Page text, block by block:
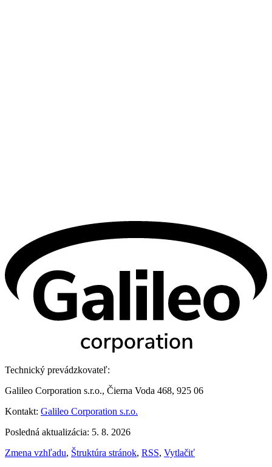
Technický prevádzkovateľ:
Galileo Corporation s.r.o., Čierna Voda 468, 925 06
Kontakt: Galileo Corporation s.r.o.
Posledná aktualizácia: 5. 8. 2026
Zmena vzhľadu, Štruktúra stránok, RSS, Vytlačiť